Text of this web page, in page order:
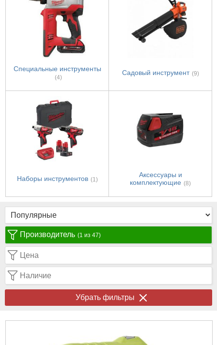
Специальные инструменты
(4)
Садовый инструмент (9)
Наборы инструментов (1)
Аксессуары и
комплектующие (8)
Производитель (1 из 47)
Цена
Наличие
Убрать фильтры